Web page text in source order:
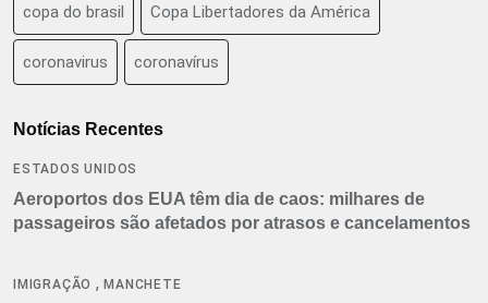
copa do brasil Copa Libertadores da América
coronavirus coronavírus
Notícias Recentes
ESTADOS UNIDOS
Aeroportos dos EUA têm dia de caos: milhares de
passageiros são afetados por atrasos e cancelamentos
IMIGRAÇÃO ,MANCHETE